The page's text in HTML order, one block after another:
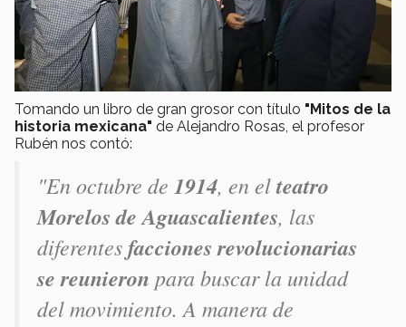
Tomando un libro de gran grosor con título "Mitos de la
historia mexicana" de Alejandro Rosas, el profesor
Rubén nos contó:
"En octubre de 1914, en elteatro
Morelos de Aguascalientes, las
diferentesfacciones revolucionarias
se reunieron para buscar la unidad
del movimiento. A manera de